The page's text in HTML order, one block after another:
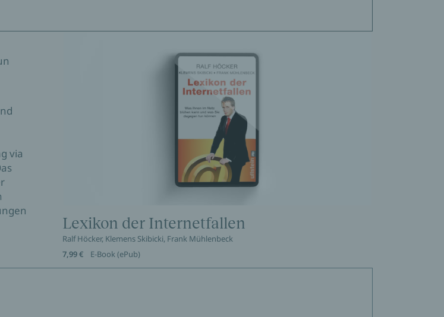
via
Lexikon der Internetfallen
Ralf Höcker, Klemens Skibicki, Frank Mühlenbeck
7,99 €
E-Book (ePub)